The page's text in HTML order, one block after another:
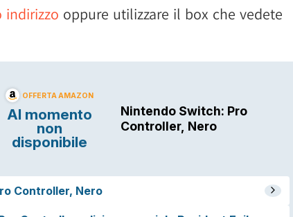
indirizzo oppure utilizzare il box che vedete